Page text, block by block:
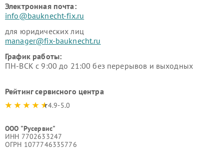
Электронная почта:
info@bauknecht-fix.ru
для юридических лиц
manager@fix-bauknecht.ru
График работы:
ПН-ВСК с 9:00 до 21:00 без перерывов и выходных
Рейтинг сервисного центра
4.9-5.0
ООО "Русервис"
ИНН 7702633247
ОГРН 1077746335776